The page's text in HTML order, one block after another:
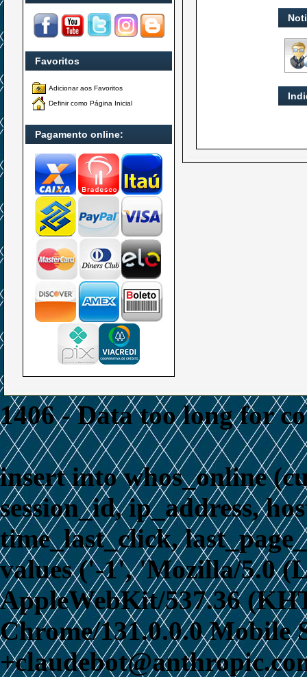
Favoritos
Adicionar aos Favoritos
Definir como Página Inicial
Pagamento online:
1406 - Data too long for
insert into whos_online
session_id, ip_address,
time_last_click,
values ('-1', 'Mozilla/5.0
AppleWebKit/537.36
Chrome/131.0.0.0 Mobile